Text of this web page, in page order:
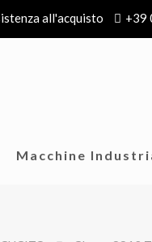
all'acquisto +39
Macchine